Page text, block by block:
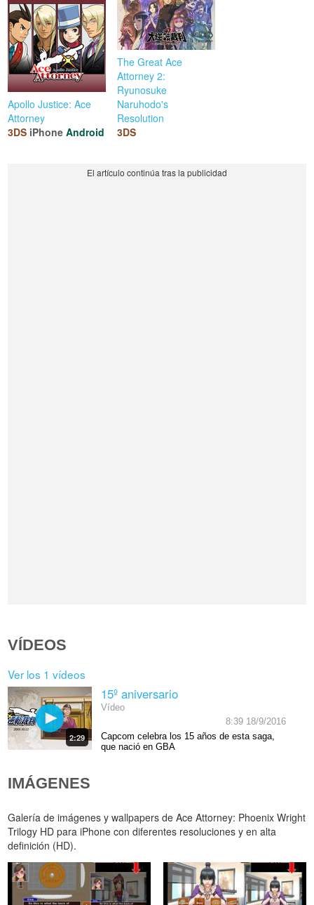
Apollo Justice: Ace
Attorney
3DS iPhone Android
The Great Ace
Attorney 2:
Ryunosuke
Naruhodo's
Resolution
3DS
VÍDEOS
Ver los 1 vídeos
2:29
15º aniversario
Vídeo
8:39 18/9/2016
Capcom celebra los 15 años de esta saga,
que nació en GBA
IMÁGENES
Galería de imágenes y wallpapers de Ace Attorney: Phoenix Wright
Trilogy HD para iPhone con diferentes resoluciones y en alta
definición (HD).